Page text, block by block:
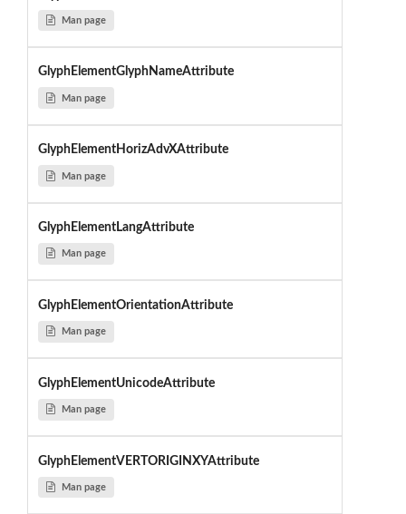
Man page
GlyphElementGlyphNameAttribute
Man page
GlyphElementHorizAdvXAttribute
Man page
GlyphElementLangAttribute
Man page
GlyphElementOrientationAttribute
Man page
GlyphElementUnicodeAttribute
Man page
GlyphElementVERTORIGINXYAttribute
Man page